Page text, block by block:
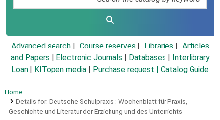
Advanced search Course reserves Libraries
Articles
and Papers
Electronic Journals Databases
Interlibrary
Loan
KITopen media Purchase request | Catalog Guide
Home
Details for: Deutsche Schulpraxis : Wochenblatt für Praxis,
Geschichte und Literatur der Erziehung und des Unterrichts